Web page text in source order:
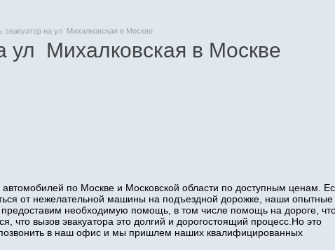
эвакуатор на ул Михалковская в Москве
ул Михалковская в Москве
по Москве и Московской области по доступным ценам.
от нежелательной машины на подъездной дорожке, наши опытные
необходимую помощь, в том числе помощь на дороге,
что вызов эвакуатора это долгий и дорогостоящий процесс.Но это
позвонить в наш офис и мы пришлем наших квалифицированных